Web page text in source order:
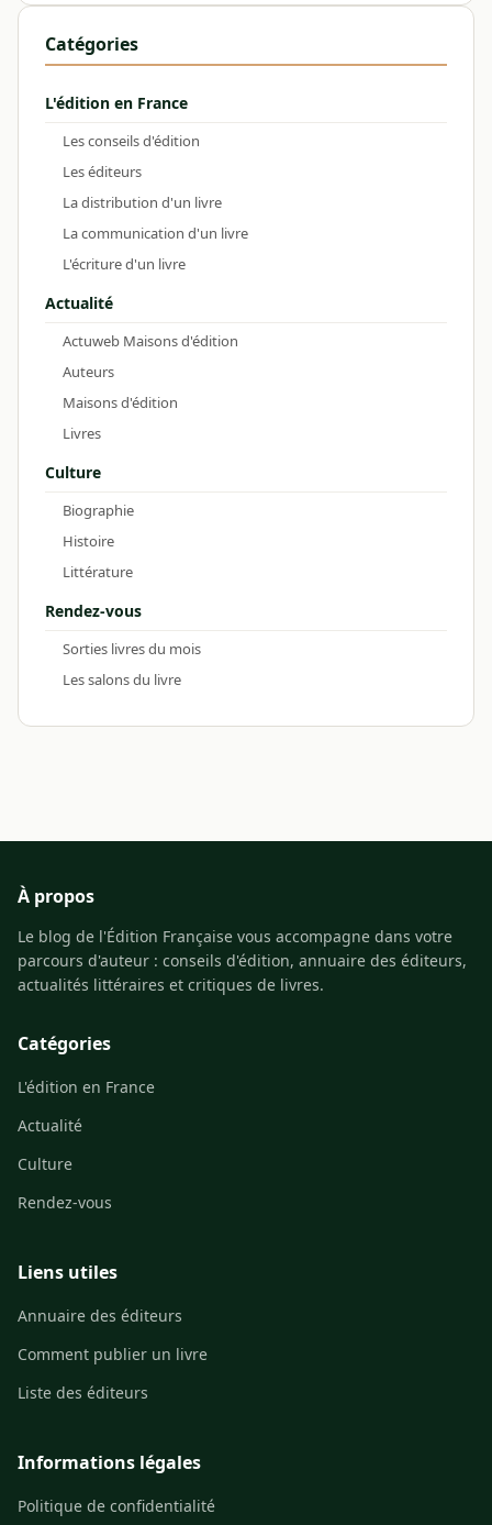
Catégories
L'édition en France
Les conseils d'édition
Les éditeurs
La distribution d'un livre
La communication d'un livre
L'écriture d'un livre
Actualité
Actuweb Maisons d'édition
Auteurs
Maisons d'édition
Livres
Culture
Biographie
Histoire
Littérature
Rendez-vous
Sorties livres du mois
Les salons du livre
À propos
Le blog de l'Édition Française vous accompagne dans votre
parcours d'auteur : conseils d'édition, annuaire des éditeurs,
actualités littéraires et critiques de livres.
Catégories
L'édition en France
Actualité
Culture
Rendez-vous
Liens utiles
Annuaire des éditeurs
Comment publier un livre
Liste des éditeurs
Informations légales
Politique de confidentialité